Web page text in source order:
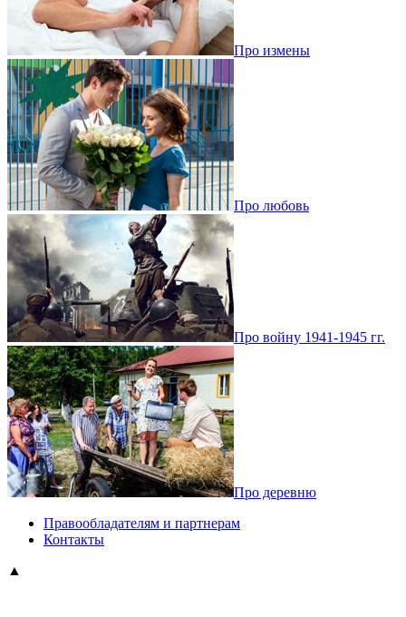
Про измены
Про любовь
Про войну 1941-1945 гг.
Про деревню
Правообладателям и партнерам
Контакты
▲